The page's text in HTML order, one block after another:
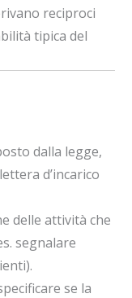
reciproci
tipica del
dalla legge,
d’incarico
delle attività che
segnalare
se la